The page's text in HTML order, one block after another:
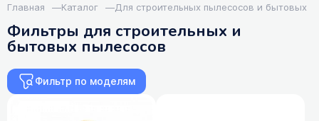
Главная —Каталог —Для строительных пылесосов и бытовых
Фильтры для строительных и
бытовых пылесосов
Фильтр по моделям